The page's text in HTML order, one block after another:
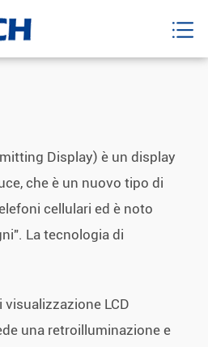
Display) è un display
che è un nuovo tipo di
cellulari ed è noto
La tecnologia di
LCD
una retroilluminazione e